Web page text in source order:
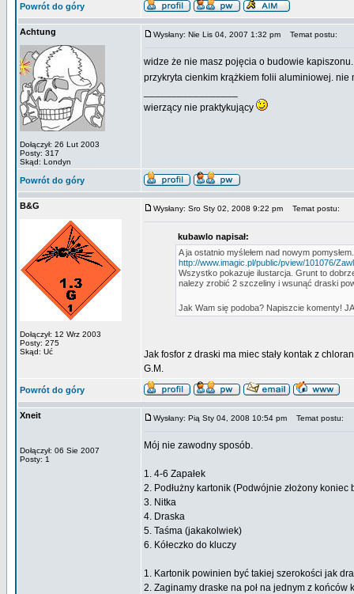
Powrót do góry
Achtung
Dołączył: 26 Lut 2003
Posty: 317
Skąd: Londyn
Wysłany: Nie Lis 04, 2007 1:32 pm Temat postu:
widze że nie masz pojęcia o budowie
przykryta cienkim krążkiem folii aluminiowej. nie
wierzący nie praktykujący
Powrót do góry
B&G
Dołączył: 12 Wrz 2003
Posty: 275
Skąd: Uć
Wysłany: Sro Sty 02, 2008 9:22 pm Temat postu:
kubawlo napisał:
A ja ostatnio myślełem nad nowym
http://www.imagic.pl/public/pview/101076/
Wszystko pokazuje ilustarcja. Grunt to
nalezy zrobić 2 szczeliny i wsunąć draski
Jak Wam się podoba? Napiszcie komenty!
Jak fosfor z draski ma miec stały kontak z
G.M.
Powrót do góry
Xneit
Dołączył: 06 Sie 2007
Posty: 1
Wysłany: Pią Sty 04, 2008 10:54 pm Temat postu:
Mój nie zawodny sposób.
1. 4-6 Zapałek
2. Podłużny kartonik (Podwójnie złożony koniec
3. Nitka
4. Draska
5. Taśma (jakakolwiek)
6. Kółeczko do kluczy
1. Kartonik powinien być takiej szerokości jak
2. Zaginamy draske na poł na jednym z końców